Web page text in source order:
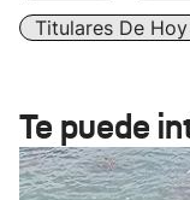
Titulares De Hoy
Te puede